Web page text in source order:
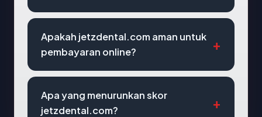
Apakah jetzdental.com aman untuk
pembayaran online?
Apa yang menurunkan skor
jetzdental.com?